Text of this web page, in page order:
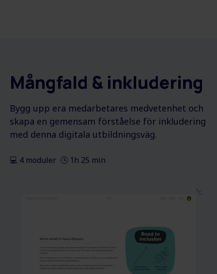
Mångfald & inkludering
Bygg upp era medarbetares medvetenhet och
skapa en gemensam förståelse för inkludering
med denna digitala utbildningsväg.
💻 4 moduler 🕒 1h 25 min